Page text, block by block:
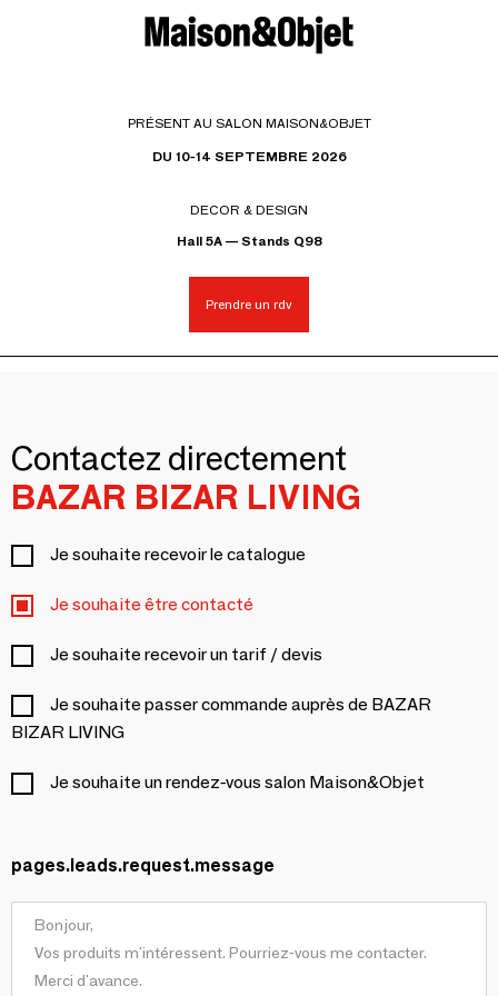
PRÉSENT AU SALON MAISON&OBJET
DU 10-14 SEPTEMBRE 2026
DECOR & DESIGN
Hall 5A — Stands Q98
Prendre un rdv
Contactez directement
BAZAR BIZAR LIVING
Je souhaite recevoir le catalogue
Je souhaite être contacté
Je souhaite recevoir un tarif / devis
Je souhaite passer commande auprès de BAZAR
BIZAR LIVING
Je souhaite un rendez-vous salon Maison&Objet
pages.leads.request.message